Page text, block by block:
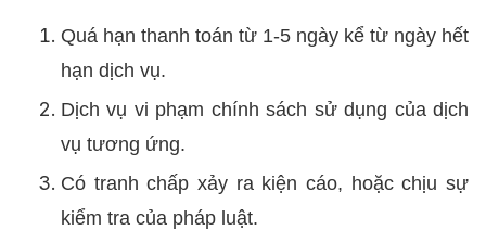
Quá hạn thanh toán từ 1-5 ngày kể từ ngày hết
hạn dịch vụ.
Dịch vụ vi phạm chính sách sử dụng của dịch
vụ tương ứng.
Có tranh chấp xảy ra kiện cáo, hoặc chịu sự
kiểm tra của pháp luật.